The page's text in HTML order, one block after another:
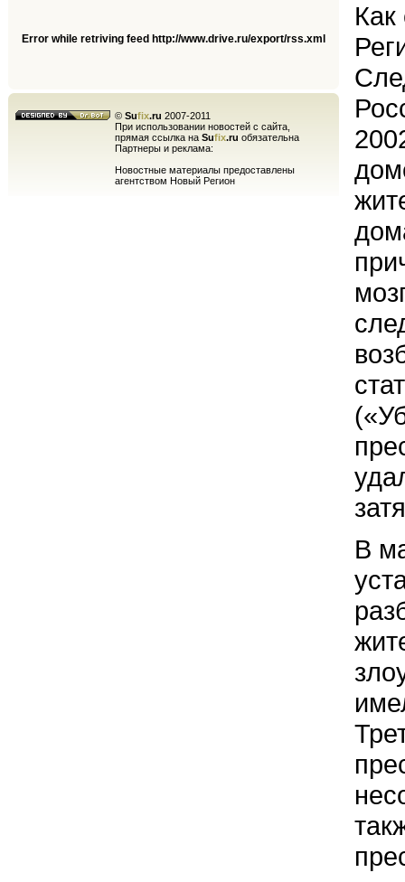
Error while retriving feed http://www.drive.ru/export/rss.xml
© Sufix.ru 2007-2011
При использовании новостей с сайта,
прямая ссылка на Sufix.ru обязательна
Партнеры и реклама:
Новостные материалы предоставлены
агентством Новый Регион
В